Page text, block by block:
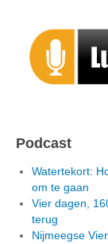
Podcast
Watertekort:
om te gaan
Vier dagen,
terug
Nijmeegse